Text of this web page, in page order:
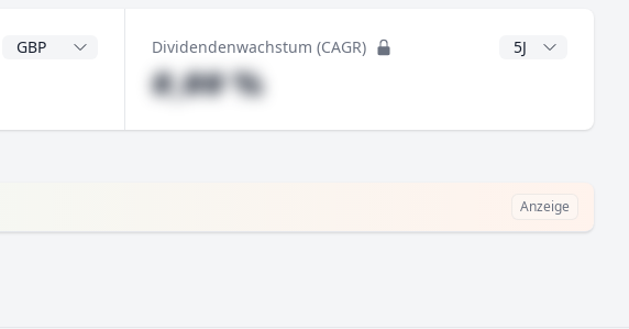
DividendenwährungDividendenwachstum (CAGR) CAGR Jahre
#,## %
Anzeige